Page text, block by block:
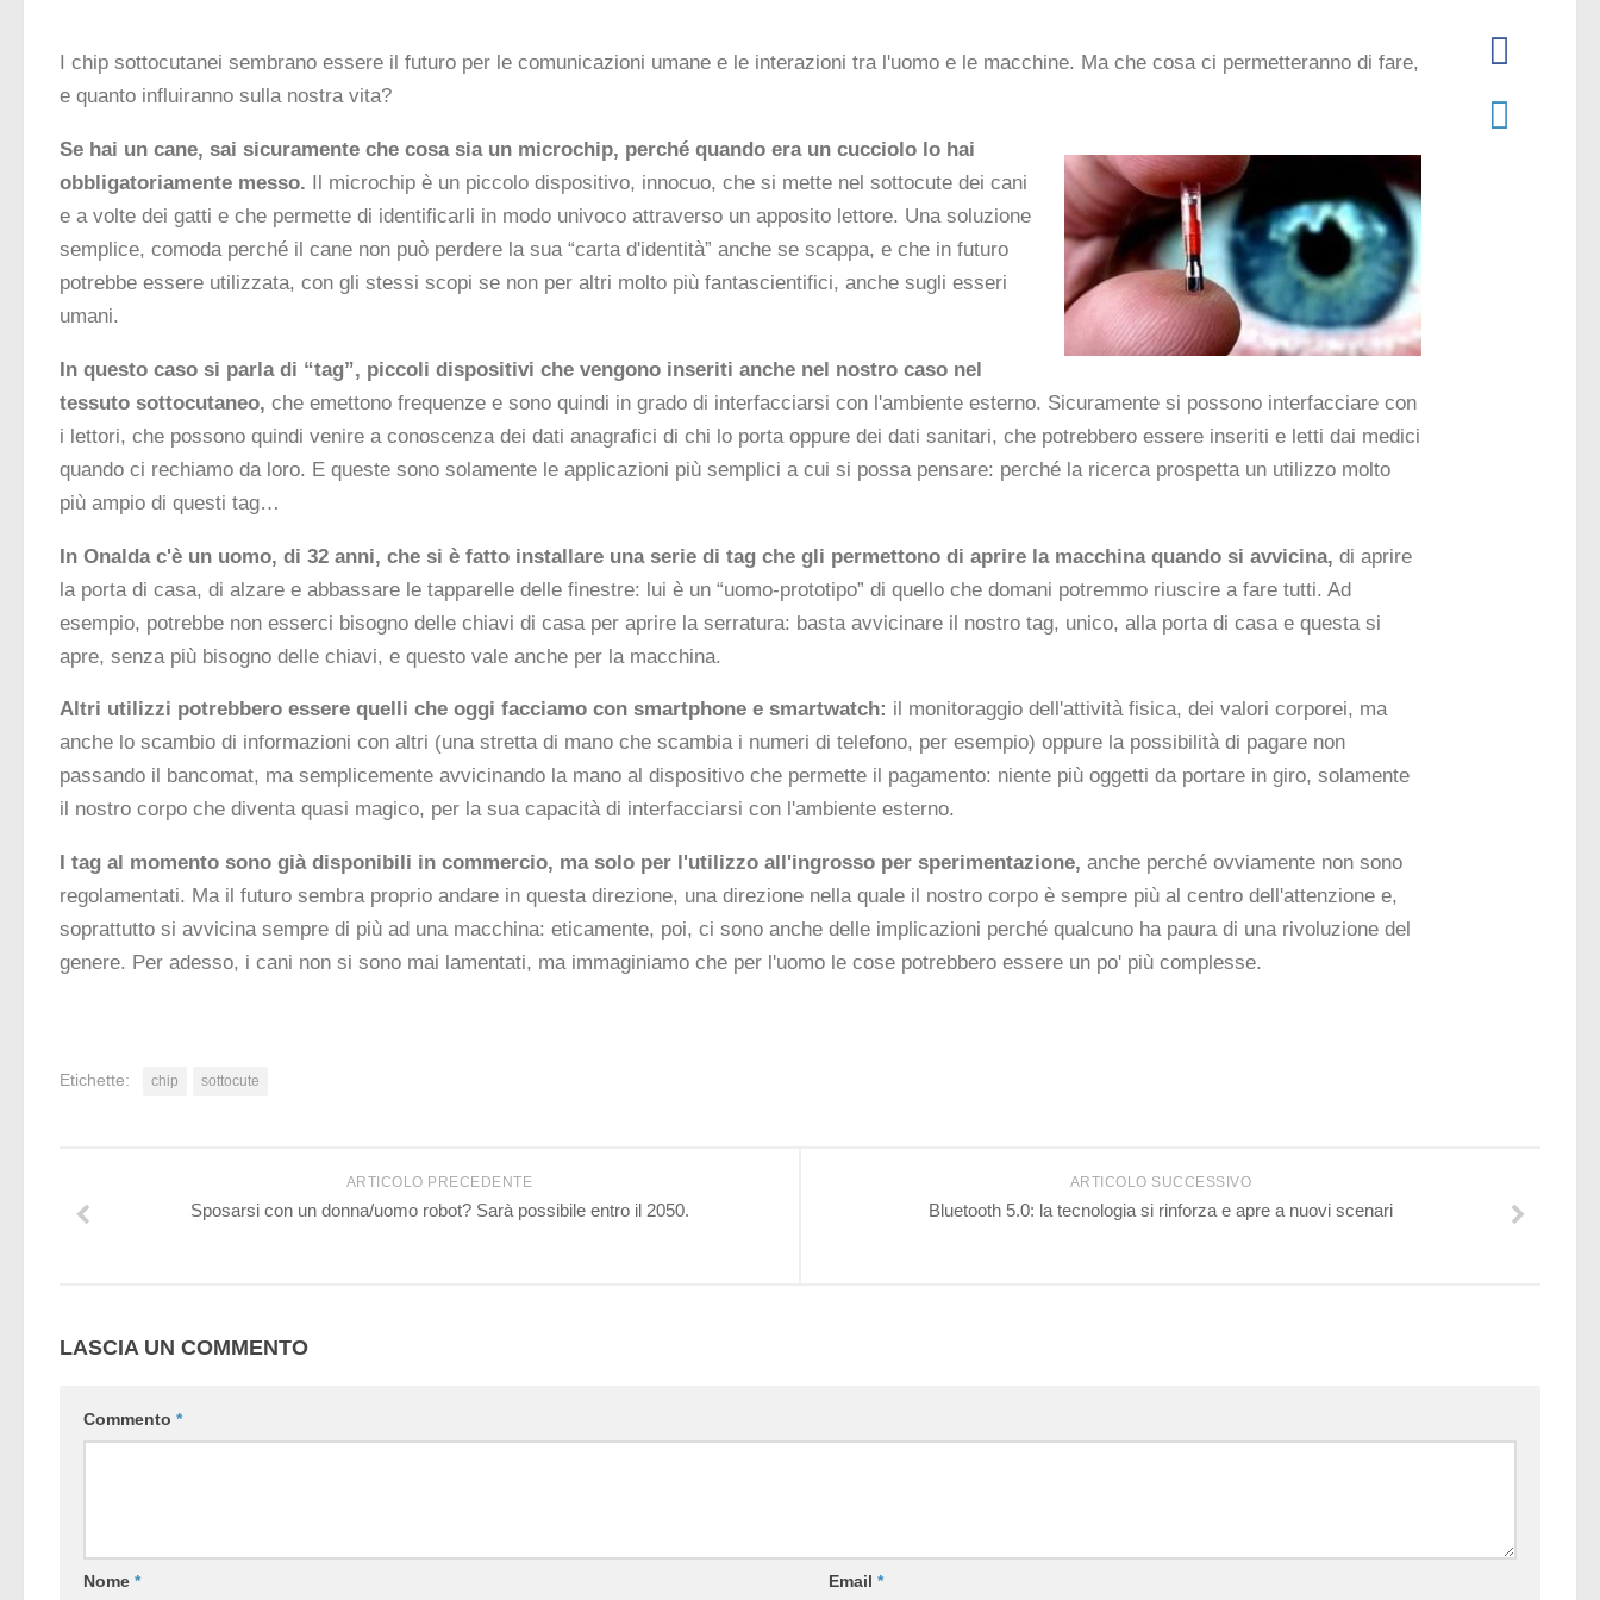
I chip sottocutanei sembrano essere il futuro per le comunicazioni umane e le interazioni tra l'uomo e le macchine. Ma che cosa ci permetteranno di fare,
e quanto influiranno sulla nostra vita?
Se hai un cane, sai sicuramente che cosa sia un microchip, perché quando era un cucciolo lo hai
obbligatoriamente messo. Il microchip è un piccolo dispositivo, innocuo, che si mette nel sottocute dei cani
e a volte dei gatti e che permette di identificarli in modo univoco attraverso un apposito lettore. Una soluzione
semplice, comoda perché il cane non può perdere la sua “carta d'identità” anche se scappa, e che in futuro
potrebbe essere utilizzata, con gli stessi scopi se non per altri molto più fantascientifici, anche sugli esseri
umani.
In questo caso si parla di “tag”, piccoli dispositivi che vengono inseriti anche nel nostro caso nel
tessuto sottocutaneo, che emettono frequenze e sono quindi in grado di interfacciarsi con l'ambiente esterno. Sicuramente si possono interfacciare con
i lettori, che possono quindi venire a conoscenza dei dati anagrafici di chi lo porta oppure dei dati sanitari, che potrebbero essere inseriti e letti dai medici
quando ci rechiamo da loro. E queste sono solamente le applicazioni più semplici a cui si possa pensare: perché la ricerca prospetta un utilizzo molto
più ampio di questi tag…
In Onalda c'è un uomo, di 32 anni, che si è fatto installare una serie di tag che gli permettono di aprire la macchina quando si avvicina, di aprire
la porta di casa, di alzare e abbassare le tapparelle delle finestre: lui è un “uomo-prototipo” di quello che domani potremmo riuscire a fare tutti. Ad
esempio, potrebbe non esserci bisogno delle chiavi di casa per aprire la serratura: basta avvicinare il nostro tag, unico, alla porta di casa e questa si
apre, senza più bisogno delle chiavi, e questo vale anche per la macchina.
Altri utilizzi potrebbero essere quelli che oggi facciamo con smartphone e smartwatch: il monitoraggio dell'attività fisica, dei valori corporei, ma
anche lo scambio di informazioni con altri (una stretta di mano che scambia i numeri di telefono, per esempio) oppure la possibilità di pagare non
passando il bancomat, ma semplicemente avvicinando la mano al dispositivo che permette il pagamento: niente più oggetti da portare in giro, solamente
il nostro corpo che diventa quasi magico, per la sua capacità di interfacciarsi con l'ambiente esterno.
I tag al momento sono giàdisponibili in commercio, ma solo per l'utilizzo all'ingrosso per sperimentazione, anche perché ovviamente non sono
regolamentati. Ma il futuro sembra proprio andare in questa direzione, una direzione nella quale il nostro corpo è sempre più al centro dell'attenzione e,
soprattutto si avvicina sempre di più ad una macchina: eticamente, poi, ci sono anche delle implicazioni perché qualcuno ha paura di una rivoluzione del
genere. Per adesso, i cani non si sono mai lamentati, ma immaginiamo che per l'uomo le cose potrebbero essere un po' più complesse.
Etichette: chip sottocute
ARTICOLO SUCCESSIVO
Bluetooth 5.0: la tecnologia si rinforza e apre a nuovi scenari
ARTICOLO PRECEDENTE
Sposarsi con un donna/uomo robot? Sarà possibile entro il 2050.
LASCIA UN COMMENTO
Commento *
Nome * Email*